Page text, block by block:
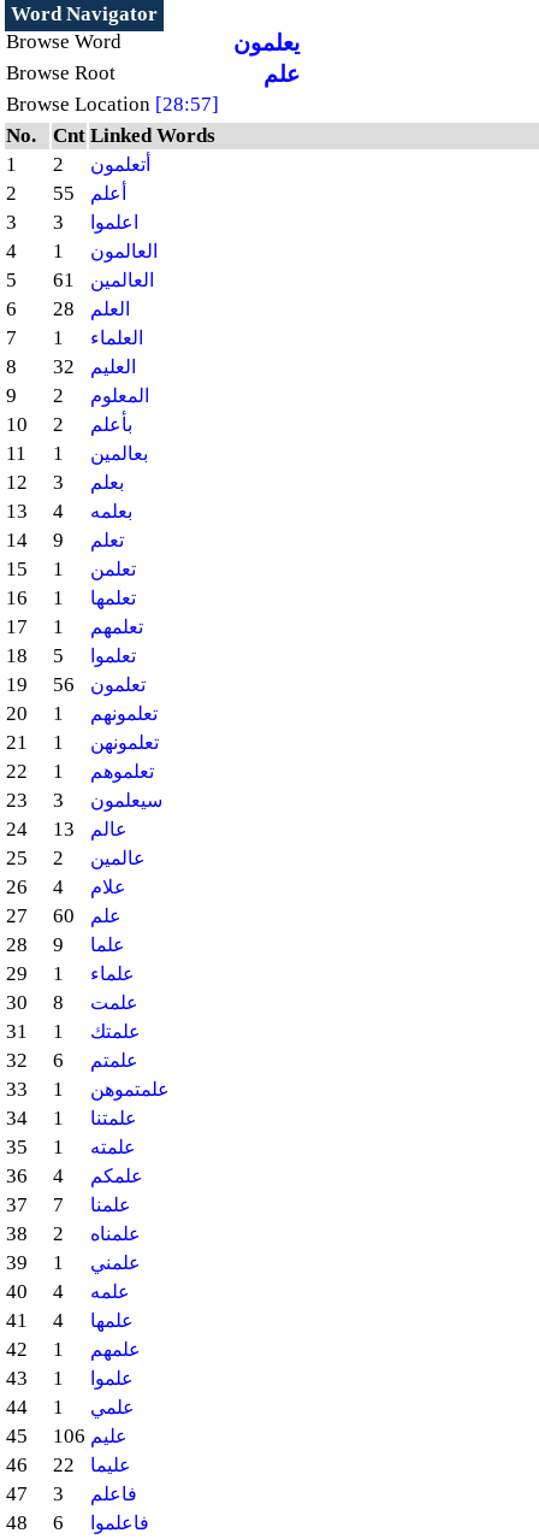
Word Navigator
Browse Word
يعلمون
Browse Root علم
Browse Location [28:57]
No.
Cnt Linked Words
1
2 أتعلمون
2 55 أعلم
3 3 اعلموا
4 1 العالمون
5 61 العالمين
6 28 العلم
7 1 العلماء
8 32 العليم
9 2 المعلوم
10 2 بأعلم
11 1 بعالمين
12 3 بعلم
13 4 بعلمه
14 9 تعلم
15 1 تعلمن
16 1 تعلمها
17 1 تعلمهم
18 5 تعلموا
19 56 تعلمون
20 1 تعلمونهم
21 1 تعلمونهن
22 1 تعلموهم
23 3 سيعلمون
24 13 عالم
25 2 عالمين
26 4 علام
27 60 علم
28 9 علما
29 1 علماء
30 8 علمت
31 1 علمتك
32 6 علمتم
33 1 علمتموهن
34 1 علمتنا
35 1 علمته
36 4 علمكم
37 7 علمنا
38 2 علمناه
39 1 علمني
40 4 علمه
41 4 علمها
42 1 علمهم
43 1 علموا
44 1 علمي
45 106 عليم
46 22 عليما
47 3 فاعلم
48 6 فاعلموا